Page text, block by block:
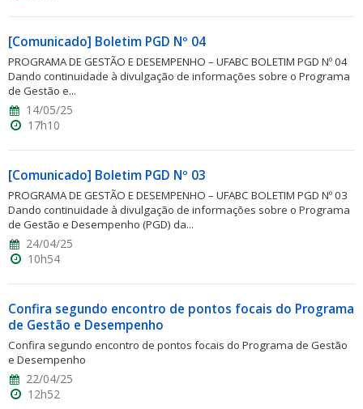
[Comunicado] Boletim PGD Nº 04
PROGRAMA DE GESTÃO E DESEMPENHO – UFABC BOLETIM PGD Nº 04
Dando continuidade à divulgação de informações sobre o Programa
de Gestão e...
14/05/25
17h10
[Comunicado] Boletim PGD Nº 03
PROGRAMA DE GESTÃO E DESEMPENHO – UFABC BOLETIM PGD Nº 03
Dando continuidade à divulgação de informações sobre o Programa
de Gestão e Desempenho (PGD) da...
24/04/25
10h54
Confira segundo encontro de pontos focais do Programa
de Gestão e Desempenho
Confira segundo encontro de pontos focais do Programa de Gestão
e Desempenho
22/04/25
12h52